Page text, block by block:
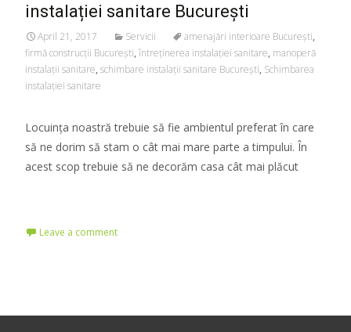
instalației sanitare București
April 21, 2017 Servicii amenajări interioare București,
firmă construcții București, întreținerea instalației sanitare, manoperă
instalații sanitare, schimbare instalații sanitare București, Schimbarea
instalației sanitare
Locuința noastră trebuie să fie ambientul preferat în care
să ne dorim să stam o cât mai mare parte a timpului. În
acest scop trebuie să ne decorăm casa cât mai plăcut
Leave a comment